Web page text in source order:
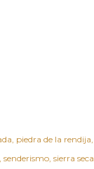
piedra de la rendija
senderismo sierra seca